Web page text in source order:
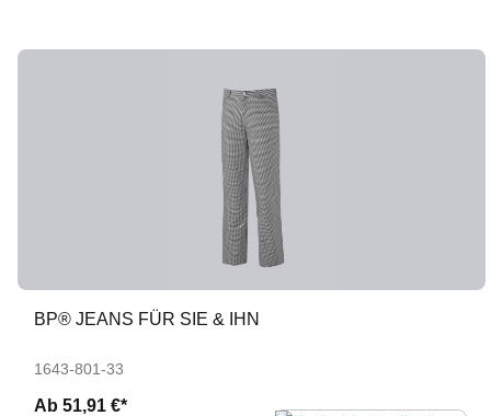
BP® JEANS FÜR SIE & IHN
1643-801-33
Ab 51,91 €*